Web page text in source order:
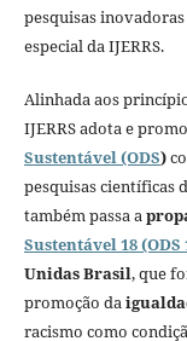
pesquisas
especial da IJERRS.
Alinhada aos
IJERRS adota e
Sustentável (ODS)
pesquisas científicas
também passa a
Sustentável 18
Unidas Brasil, que
promoção da
racismo como